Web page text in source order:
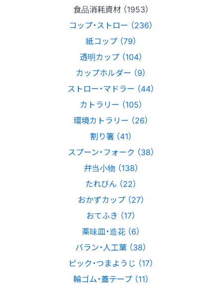
食品消耗資材 （1953）
コップ・ストロー （236）
紙コップ （79）
透明カップ （104）
カップホルダー （9）
ストロー・マドラー （44）
カトラリー （105）
環境カトラリー （26）
割り箸 （41）
スプーン・フォーク （38）
弁当小物 （138）
たれびん （22）
おかずカップ （27）
おてふき （17）
薬味皿・造花 （6）
バラン・人工葉 （38）
ピック・つまようじ （17）
輪ゴム・蓋テープ （11）